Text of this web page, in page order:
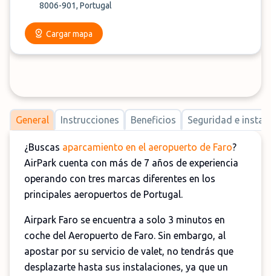
8006-901, Portugal
Cargar mapa
General Instrucciones Beneficios Seguridad e
¿Buscas aparcamiento en el aeropuerto de Faro?
AirPark cuenta con más de 7 años de experiencia
operando con tres marcas diferentes en los
principales aeropuertos de Portugal.
Airpark Faro se encuentra a solo 3 minutos en
coche del Aeropuerto de Faro. Sin embargo, al
apostar por su servicio de valet, no tendrás que
desplazarte hasta sus instalaciones, ya que un